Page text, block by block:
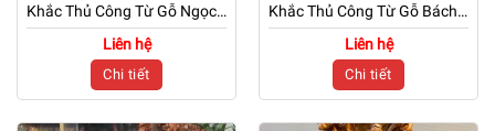
Khắc Thủ Công Từ Gỗ Ngọc
Am Thơm
Liên hệ
Chi tiết
Khắc Thủ Công Từ Gỗ Bách
Xanh
Liên hệ
Chi tiết